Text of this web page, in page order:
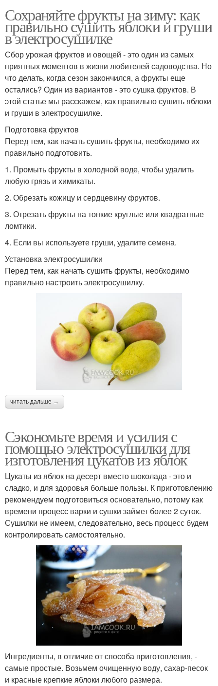
Сохраняйте фрукты на зиму: как
правильно сушить яблоки и груши
в электросушилке
Сбор урожая фруктов и овощей - это один из самых
приятных моментов в жизни любителей садоводства. Но
что делать, когда сезон закончился, а фрукты еще
остались? Один из вариантов - это сушка фруктов. В
этой статье мы расскажем, как правильно сушить яблоки
и груши в электросушилке.
Подготовка фруктов
Перед тем, как начать сушить фрукты, необходимо их
правильно подготовить.
1. Промыть фрукты в холодной воде, чтобы удалить
любую грязь и химикаты.
2. Обрезать кожицу и сердцевину фруктов.
3. Отрезать фрукты на тонкие круглые или квадратные
ломтики.
4. Если вы используете груши, удалите семена.
Установка электросушилки
Перед тем, как начать сушить фрукты, необходимо
правильно настроить электросушилку.
читать дальше →
Сэкономьте время и усилия с
помощью электросушилки для
изготовления цукатов из яблок
Цукаты из яблок на десерт вместо шоколада - это и
сладко, и для здоровья больше пользы. К приготовлению
рекомендуем подготовиться основательно, потому как
времени процесс варки и сушки займет более 2 суток.
Сушилки не имеем, следовательно, весь процесс будем
контролировать самостоятельно.
Ингредиенты, в отличие от способа приготовления, -
самые простые. Возьмем очищенную воду, сахар-песок
и красные крепкие яблоки любого размера.